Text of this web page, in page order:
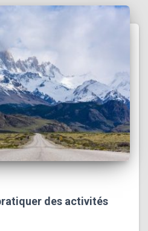
des activités